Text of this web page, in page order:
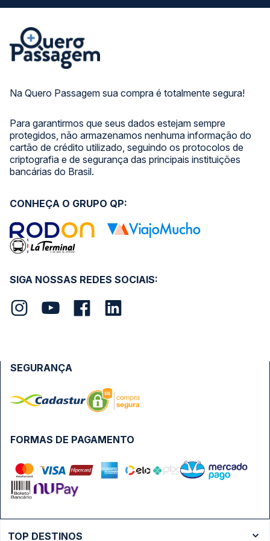
Na Quero Passagem sua compra é totalmente segura!
Para garantirmos que seus dados estejam sempre
protegidos, não armazenamos nenhuma informação do
cartão de crédito utilizado, seguindo os protocolos de
criptografia e de segurança das principais instituições
bancárias do Brasil.
SIGA NOSSAS REDES SOCIAIS:
CONHEÇA O GRUPO QP:
FORMAS DE PAGAMENTO
SEGURANÇA
TOP DESTINOS